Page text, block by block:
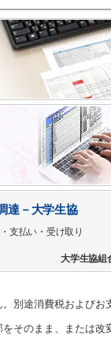
達－大学生協
支払い・受け取り
大学生協組
途消費税およびお
のまま、または改